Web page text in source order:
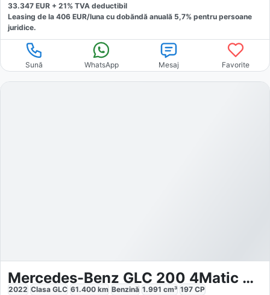
33.347 EUR + 21% TVA deductibil
Leasing de la 406 EUR/luna cu dobăndă anuală 5,7% pentru persoane
juridice.
Sună WhatsApp Mesaj Favorite
Mercedes-Benz GLC 200 4Matic MHEV
2022 Clasa GLC 61.400 km Benzină 1.991 cm³ 197 CP